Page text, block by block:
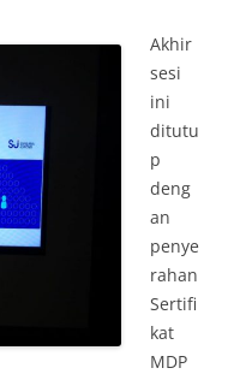
Akhir
sesi
ini
ditutu
p
deng
an
penye
rahan
Sertifi
kat
MDP